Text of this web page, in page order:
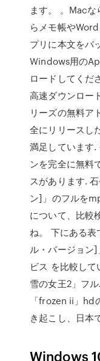
ます。 。Mac
らメモ帳や
プリに本文をバ
Windows用の
ロードしてくだ
高速ダウンロー
リーズの無料ア
全にリリースし
満足しています.
ンを完全に無料
スがあります.
ン]」のフルを
について、比較
ね。 下にある
ル・バージョン
ビス を比較して
雪の女王2」フ
「frozen ii」hd
き起こし、日本
Windows